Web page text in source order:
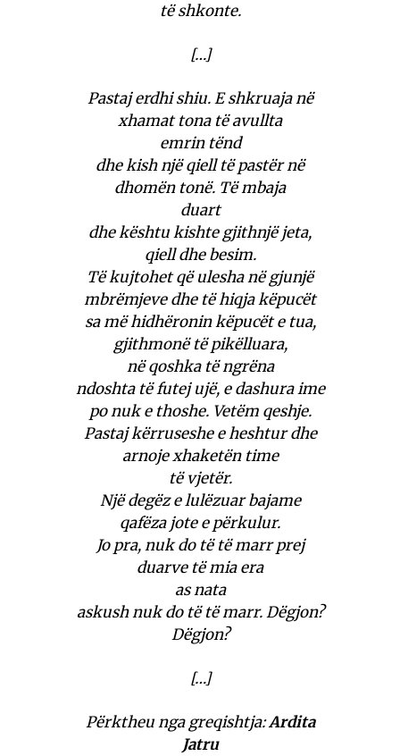
të shkonte.
[…]
Pastaj erdhi shiu. E shkruaja në
xhamat tona të avullta
emrin tënd
dhe kish një qiell të pastër në
dhomën tonë. Të mbaja
duart
dhe kështu kishte gjithnjë jeta,
qiell dhe besim.
Të kujtohet që ulesha në gjunjë
mbrëmjeve dhe të hiqja këpucët
sa më hidhëronin këpucët e tua,
gjithmonë të pikëlluara,
në qoshka të ngrëna
ndoshta të futej ujë, e dashura ime
po nuk e thoshe. Vetëm qeshje.
Pastaj kërruseshe e heshtur dhe
arnoje xhaketën time
të vjetër.
Një degëz e lulëzuar bajame
qafëza jote e përkulur.
Jo pra, nuk do të të marr prej
duarve të mia era
as nata
askush nuk do të të marr. Dëgjon?
Dëgjon?
[…]
Përktheu nga greqishtja:Ardita
Jatru